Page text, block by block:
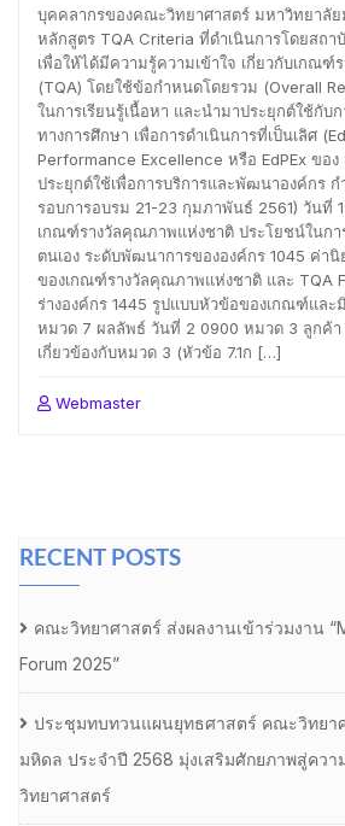
บุคคลากรของคณะวิทยาศาสตร์ มหาวิทยาลัย
หลักสูตร TQA Criteria ที่ดำเนินการโดยสถา
เพื่อให้ได้มีความรู้ความเข้าใจ เกี่ยวกับเกณ
(TQA) โดยใช้ข้อกำหนดโดยรวม (Overall
ในการเรียนรู้เนื้อหา และนำมาประยุกต์ใช้กั
ทางการศึกษา เพื่อการดำเนินการที่เป็นเลิศ
Performance Excellence หรือ EdPEx ขอ
ประยุกต์ใช้เพื่อการบริการและพัฒนาองค์กร
รอบการอบรม 21-23 กุมภาพันธ์ 2561) วันที่
เกณฑ์รางวัลคุณภาพแห่งชาติ ประโยชน์ในก
ตนเอง ระดับพัฒนาการขององค์กร 1045 ค่า
ของเกณฑ์รางวัลคุณภาพแห่งชาติ และ TQA
ร่างองค์กร 1445 รูปแบบหัวข้อของเกณฑ์และ
หมวด 7 ผลลัพธ์ วันที่ 2 0900 หมวด 3 ลูกค้า
เกี่ยวข้องกับหมวด 3 (หัวข้อ 7.1ก […]
Webmaster
RECENT POSTS
คณะวิทยาศาสตร์ ส่งผลงานเข้าร่วมงาน
Forum 2025”
ประชุมทบทวนแผนยุทธศาสตร์ คณะวิทยา
มหิดล ประจำปี 2568 มุ่งเสริมศักยภาพสู่ควา
วิทยาศาสตร์